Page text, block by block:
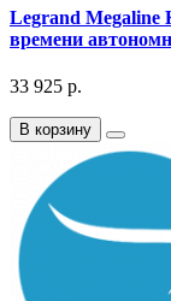
Legrand Megaline
времени
33 925 р.
В корзину